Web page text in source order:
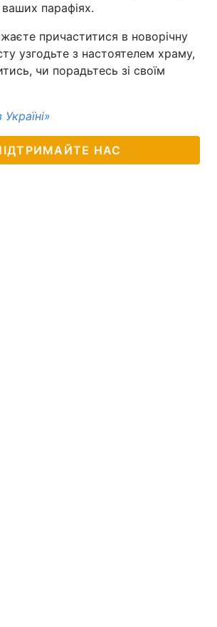
парафіях.
причаститися в новорічну
узгодьте з настоятелем храму,
чи порадьтесь зі своїм
НАС